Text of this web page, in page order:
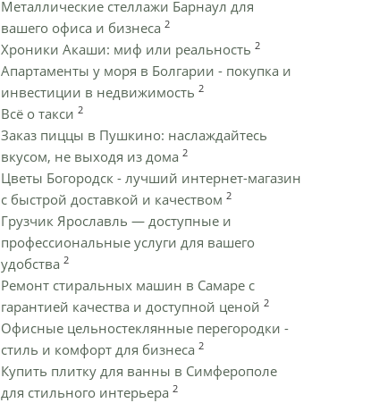
Металлические стеллажи Барнаул для
вашего офиса и бизнеса 2
Хроники Акаши: миф или реальность 2
Апартаменты у моря в Болгарии - покупка и
инвестиции в недвижимость 2
Всё о такси 2
Заказ пиццы в Пушкино: наслаждайтесь
вкусом, не выходя из дома 2
Цветы Богородск - лучший интернет-магазин
с быстрой доставкой и качеством 2
Грузчик Ярославль — доступные и
профессиональные услуги для вашего
удобства 2
Ремонт стиральных машин в Самаре с
гарантией качества и доступной ценой 2
Офисные цельностеклянные перегородки -
стиль и комфорт для бизнеса 2
Купить плитку для ванны в Симферополе
для стильного интерьера 2